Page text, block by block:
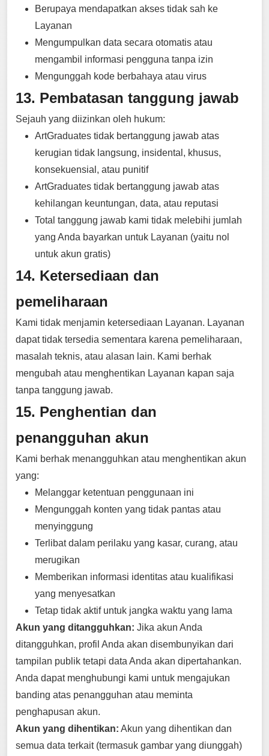
Berupaya mendapatkan akses tidak sah ke
Layanan
Mengumpulkan data secara otomatis atau
mengambil informasi pengguna tanpa izin
Mengunggah kode berbahaya atau virus
13. Pembatasan tanggung jawab
Sejauh yang diizinkan oleh hukum:
ArtGraduates tidak bertanggung jawab atas
kerugian tidak langsung, insidental, khusus,
konsekuensial, atau punitif
ArtGraduates tidak bertanggung jawab atas
kehilangan keuntungan, data, atau reputasi
Total tanggung jawab kami tidak melebihi jumlah
yang Anda bayarkan untuk Layanan (yaitu nol
untuk akun gratis)
14. Ketersediaan dan
pemeliharaan
Kami tidak menjamin ketersediaan Layanan. Layanan
dapat tidak tersedia sementara karena pemeliharaan,
masalah teknis, atau alasan lain. Kami berhak
mengubah atau menghentikan Layanan kapan saja
tanpa tanggung jawab.
15. Penghentian dan
penangguhan akun
Kami berhak menangguhkan atau menghentikan akun
yang:
Melanggar ketentuan penggunaan ini
Mengunggah konten yang tidak pantas atau
menyinggung
Terlibat dalam perilaku yang kasar, curang, atau
merugikan
Memberikan informasi identitas atau kualifikasi
yang menyesatkan
Tetap tidak aktif untuk jangka waktu yang lama
Akun yang ditangguhkan: Jika akun Anda
ditangguhkan, profil Anda akan disembunyikan dari
tampilan publik tetapi data Anda akan dipertahankan.
Anda dapat menghubungi kami untuk mengajukan
banding atas penangguhan atau meminta
penghapusan akun.
Akun yang dihentikan: Akun yang dihentikan dan
semua data terkait (termasuk gambar yang diunggah)